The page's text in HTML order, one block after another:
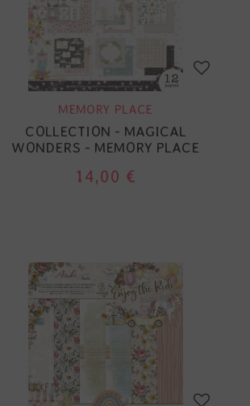
MEMORY PLACE
COLLECTION - MAGICAL
WONDERS - MEMORY PLACE
14,00 €